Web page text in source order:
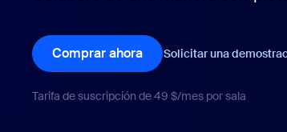
Instalar en el escritorio
Comprar ahora Solicitar una
Tarifa de suscripción de 49 $/mes por sala